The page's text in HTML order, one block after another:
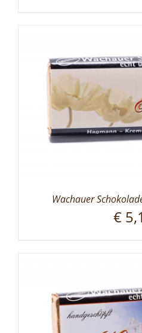
Wachauer
€